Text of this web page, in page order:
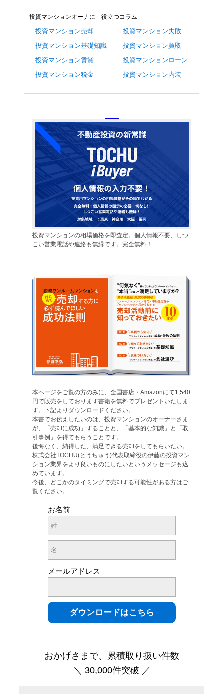
投資マンションオーナに 役立つコラム
投資マンション売却
投資マンション基礎知識
投資マンション賃貸
投資マンション税金
投資マンション失敗
投資マンション買取
投資マンションローン
投資マンション内装
投資マンションの相場価格を即査定。個人情報不要、しつ
こい営業電話や連絡も無縁です。完全無料！
本ページをご覧の方のみに、全国書店・Amazonにて1,540
円で販売をしております書籍を無料でプレゼントいたしま
す。下記よりダウンロードください。
本書でお伝えしたいのは、投資マンションのオーナーさま
が、「売却に成功」することと、「基本的な知識」と「取
引事例」を得てもらうことです。
後悔なく、納得した、満足できる売却をしてもらいたい。
株式会社TOCHU(とうちゅう)代表取締役の伊藤の投資マン
ション業界をより良いものにしたいというメッセージも込
めています。
今後、どこかのタイミングで売却する可能性がある方はご
覧ください。
お名前
メールアドレス
おかげさまで、累積取り扱い件数
＼ 30,000件突破 ／